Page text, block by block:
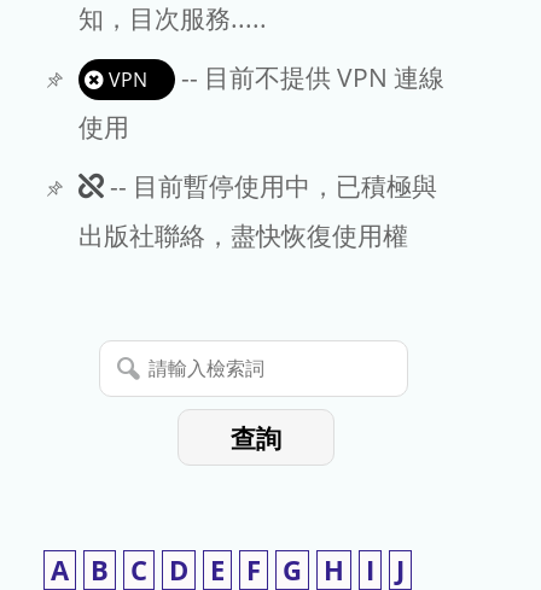
EndNote
知，目次服務.....
VPN
-- 目前不提供 VPN 連線
使用
此
期
暫
停
-- 目前暫停使用中，已積極與
出版社聯絡，盡快恢復使用權
請
輸
查詢
A B C D E F G H I
J